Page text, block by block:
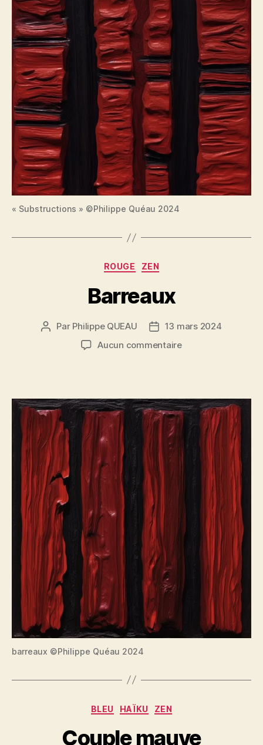
« Substructions » ©Philippe Quéau 2024
Catégories
ROUGE ZEN
Barreaux
Auteur
Par Philippe QUEAU
Date13 mars 2024
Aucun commentairesur
barreaux ©Philippe Quéau 2024
Catégories
BLEU HAÏKU ZEN
Couple mauve